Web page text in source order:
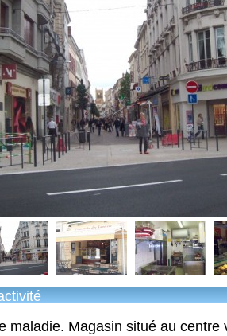
maladie. Magasin situé au centre